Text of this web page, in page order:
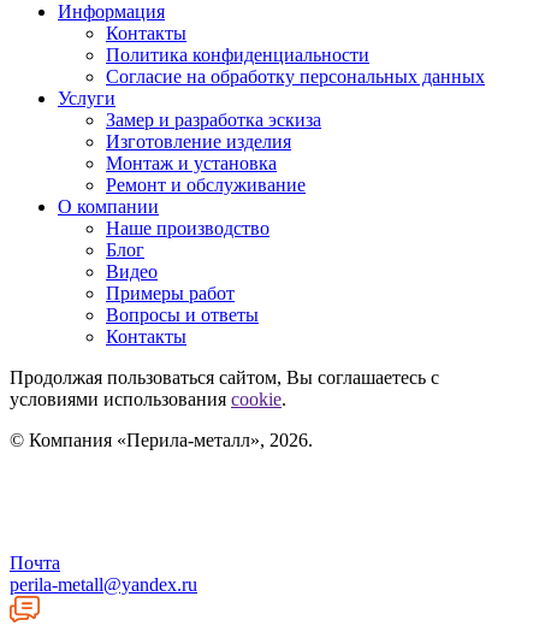
Информация
Контакты
Политика конфиденциальности
Согласие на обработку персональных данных
Услуги
Замер и разработка эскиза
Изготовление изделия
Монтаж и установка
Ремонт и обслуживание
О компании
Наше производство
Блог
Видео
Примеры работ
Вопросы и ответы
Контакты
Продолжая пользоваться сайтом, Вы соглашаетесь с
условиями использования cookie.
© Компания «Перила-металл», 2026.
Почта
perila-metall@yandex.ru